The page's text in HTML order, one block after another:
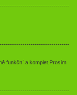
funkční a komplet.Prosím